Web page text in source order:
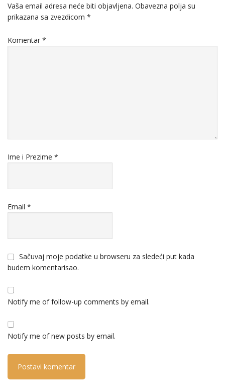
Vaša email adresa neće biti objavljena. Obavezna polja su
prikazana sa zvezdicom *
Komentar *
Ime i Prezime *
Email *
Sačuvaj moje podatke u browseru za sledeći put kada
budem komentarisao.
Notify me of follow-up comments by email.
Notify me of new posts by email.